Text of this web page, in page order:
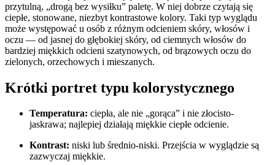
przytulną, „drogą bez wysiłku” paletę. W niej dobrze czytają się
ciepłe, stonowane, niezbyt kontrastowe kolory. Taki typ wyglądu
może występować u osób z różnym odcieniem skóry, włosów i
oczu — od jasnej do głębokiej skóry, od ciemnych włosów do
bardziej miękkich odcieni szatynowych, od brązowych oczu do
zielonych, orzechowych i mieszanych.
Krótki portret typu kolorystycznego
Temperatura: ciepła, ale nie „gorąca” i nie złocisto-
jaskrawa; najlepiej działają miękkie ciepłe odcienie.
Kontrast: niski lub średnio-niski. Przejścia w wyglądzie są
zazwyczaj miękkie.